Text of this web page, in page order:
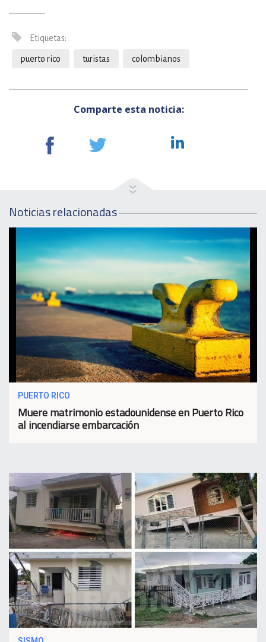
Etiquetas:
puerto rico turistas colombianos
Comparte esta noticia:
Noticias relacionadas
PUERTO RICO
Muere matrimonio estadounidense en Puerto Rico
al incendiarse embarcación